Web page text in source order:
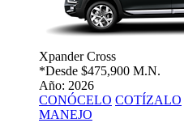
Xpander Cross
*Desde $475,900 M.N.
Año: 2026
CONÓCELO COTÍZALO
MANEJO